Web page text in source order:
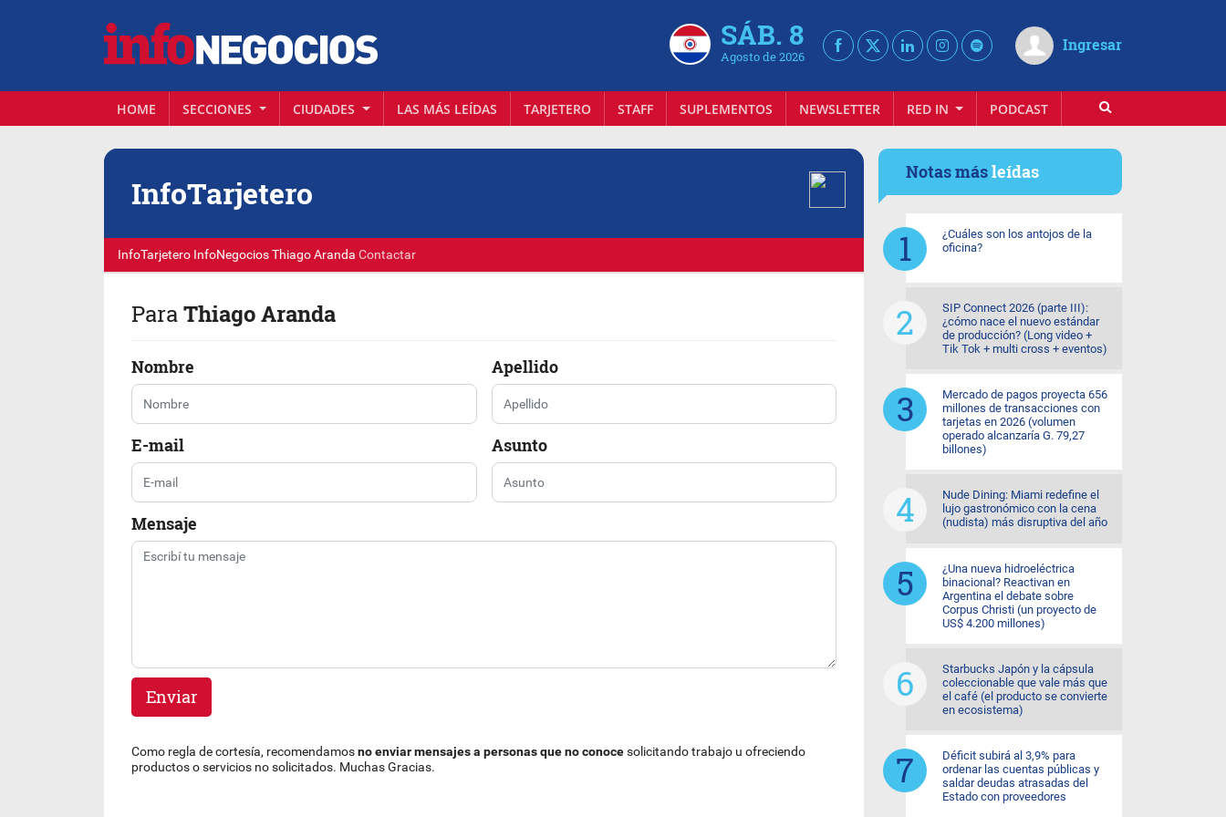
SÁB. 8
Agosto de 2026
Ingresar
HOME SECCIONES CIUDADES LAS MÁS LEÍDAS TARJETERO STAFF SUPLEMENTOS NEWSLETTER RED IN PODCAST
InfoTarjetero
InfoTarjetero InfoNegociosThiago Aranda Contactar
ParaThiago Aranda
Nombre Apellido
E-mail Asunto
Mensaje
Enviar
Como regla de cortesía, recomendamosno enviar mensajes a personas que no conocesolicitando trabajo u ofreciendo
productos o servicios no solicitados. Muchas Gracias.
Notas másleídas
¿Cuáles son los antojos de la
oficina?
SIP Connect 2026 (parte III):
¿cómo nace el nuevo estándar
de producción? (Long video +
Tik Tok + multi cross + eventos)
Mercado de pagos proyecta 656
millones de transacciones con
tarjetas en 2026 (volumen
operado alcanzaría G. 79,27
billones)
Nude Dining: Miami redefine el
lujo gastronómico con la cena
(nudista) más disruptiva del año
¿Una nueva hidroeléctrica
binacional? Reactivan en
Argentina el debate sobre
Corpus Christi (un proyecto de
US$ 4.200 millones)
Starbucks Japón y la cápsula
coleccionable que vale más que
el café (el producto se convierte
en ecosistema)
Déficit subirá al 3,9% para
ordenar las cuentas públicas y
saldar deudas atrasadas del
Estado con proveedores